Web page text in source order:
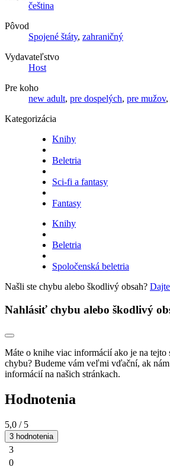
čeština
Pôvod
Spojené štáty, zahraničný
Vydavateľstvo
Host
Pre koho
new adult, pre dospelých, pre mužov,
Kategorizácia
Knihy
Beletria
Sci-fi a fantasy
Fantasy
Knihy
Beletria
Spoločenská beletria
Našli ste chybu alebo škodlivý obsah?
Nahlásiť chybu alebo škodlivý
Máte o knihe viac informácií ako je na tejto
chybu? Budeme vám veľmi vďační, ak
informácií na našich stránkach.
Hodnotenia
5,0 / 5
3 hodnotenia
3
0